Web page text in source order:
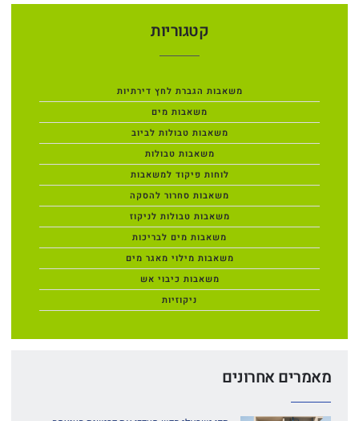
קטגוריות
משאבות הגברת לחץ דירתיות
משאבות מים
משאבות טבולות לביוב
משאבות טבולות
לוחות פיקוד למשאבות
משאבות סחרור להסקה
משאבות טבולות לניקוז
משאבות מים לבריכות
משאבות מילוי מאגר מים
משאבות כיבוי אש
ניקוזיות
מאמרים אחרונים